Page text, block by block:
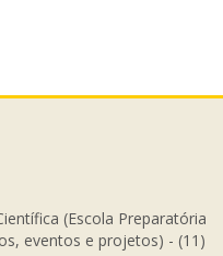
(Escola Preparatória
eventos e projetos) - (11)